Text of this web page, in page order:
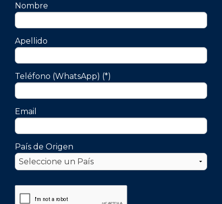
Nombre
Apellido
Teléfono (WhatsApp) (*)
Email
País de Origen